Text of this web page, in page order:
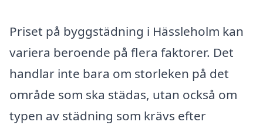
Priset på byggstädning i Hässleholm kan
variera beroende på flera faktorer. Det
handlar inte bara om storleken på det
område som ska städas, utan också om
typen av städning som krävs efter